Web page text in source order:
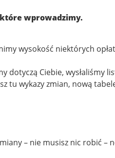
wprowadzimy.
wysokość niektórych
dotyczą Ciebie, wysłaliśmy
tu wykazy zmian, nową
– nie musisz nic robić –